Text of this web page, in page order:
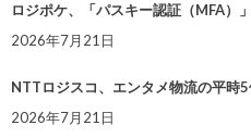
ロジポケ、「パスキー認証（MFA）
2026年7月21日
NTTロジスコ、エンタメ物流の平
2026年7月21日